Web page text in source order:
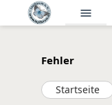
menu
Fehler
Startseite